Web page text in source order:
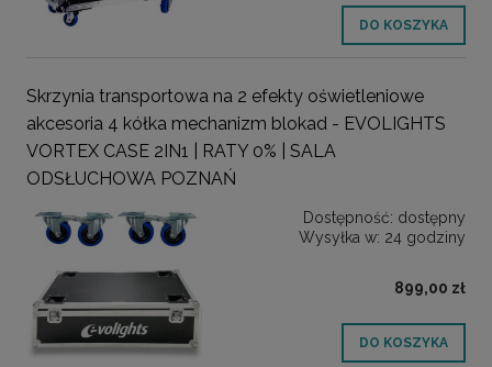
DO KOSZYKA
Skrzynia transportowa na 2 efekty oświetleniowe
akcesoria 4 kółka mechanizm blokad - EVOLIGHTS
VORTEX CASE 2IN1 | RATY 0% | SALA
ODSŁUCHOWA POZNAŃ
Dostępność: dostępny
Wysyłka w: 24 godziny
899,00 zł
DO KOSZYKA